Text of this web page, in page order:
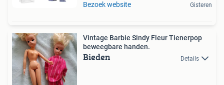
Bezoek website Gisteren
Vintage Barbie Sindy Fleur Tienerpop
beweegbare handen.
Bieden Details